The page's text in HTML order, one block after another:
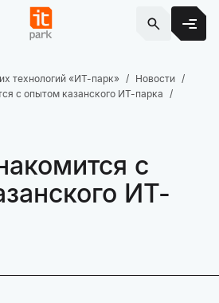
технологий «ИТ-парк»
Новости
с опытом казанского ИТ-парка
с
ИТ-